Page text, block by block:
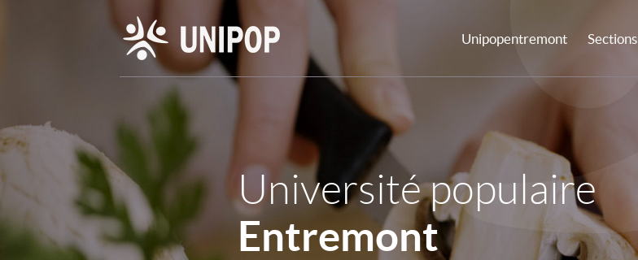
Unipopentremont Sections
Université populaire
Entremont